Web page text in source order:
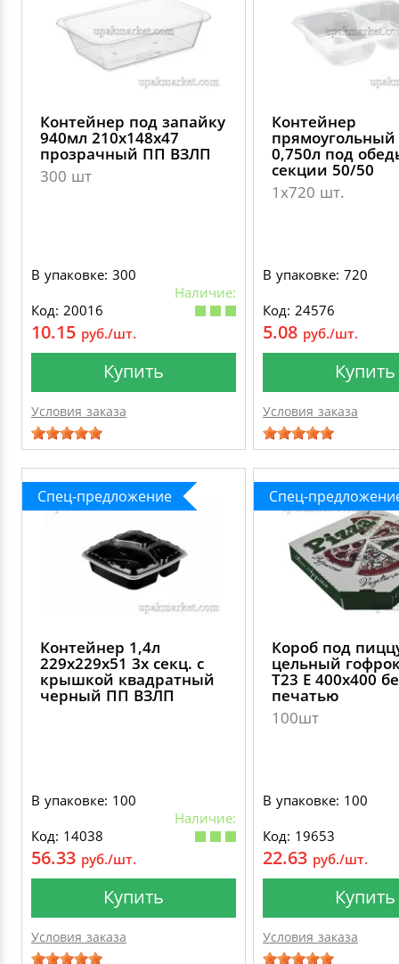
Контейнер под запайку
940мл 210х148х47
прозрачный ПП ВЗЛП
300 шт
В упаковке: 300
Наличие:
Код: 20016
10.15 руб./шт.
Купить
Условия заказа
Контейнер
0,750л под
секции 50/50
1х720 шт.
В упаковке: 720
Код: 24576
5.08 руб./шт.
Купить
Условия заказа
Спец-предложение
Контейнер 1,4л
229х229х51 3х секц. с
крышкой квадратный
черный ПП ВЗЛП
В упаковке: 100
Наличие:
Код: 14038
56.33 руб./шт.
Купить
Условия заказа
Спец-
Короб под
цельный
Т23 Е 400х400
печатью
100шт
В упаковке: 100
Код: 19653
22.63 руб./шт.
Купить
Условия заказа